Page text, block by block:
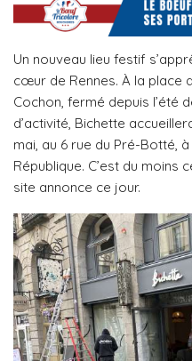
Un nouveau lieu festif
cœur de Rennes. À la place
Cochon, fermé depuis l’été
d’activité, Bichette
mai, au 6 rue du Pré-Botté,
République. C’est du moins
site annonce ce jour.